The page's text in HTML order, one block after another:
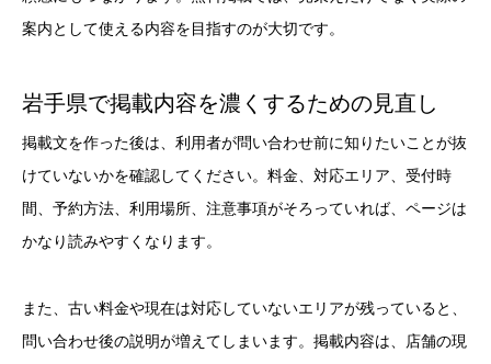
案内として使える内容を目指すのが大切です。
岩手県で掲載内容を濃くするための見直し
掲載文を作った後は、利用者が問い合わせ前に知りたいことが抜
けていないかを確認してください。料金、対応エリア、受付時
間、予約方法、利用場所、注意事項がそろっていれば、ページは
かなり読みやすくなります。
また、古い料金や現在は対応していないエリアが残っていると、
問い合わせ後の説明が増えてしまいます。掲載内容は、店舗の現